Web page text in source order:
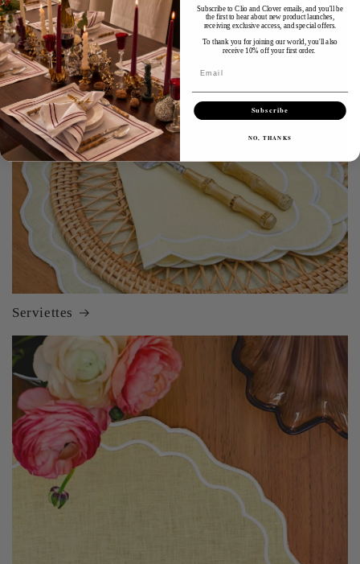
Serviettes
Subscribe to Clio and Clover emails, and you'll be
the first to hear about new product launches,
receiving exclusive access, and special offers.
To thank you for joining our world, you'll also
receive 10% off your first order.
Subscribe
NO, THANKS